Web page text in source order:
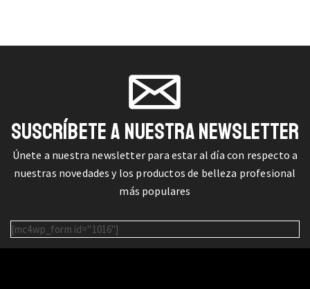
SUSCRÍBETE A NUESTRA NEWSLETTER
Únete a nuestra newsletter para estar al día con respecto a
nuestras novedades y los productos de belleza profesional
más populares
[mc4wp_form id="1016"]